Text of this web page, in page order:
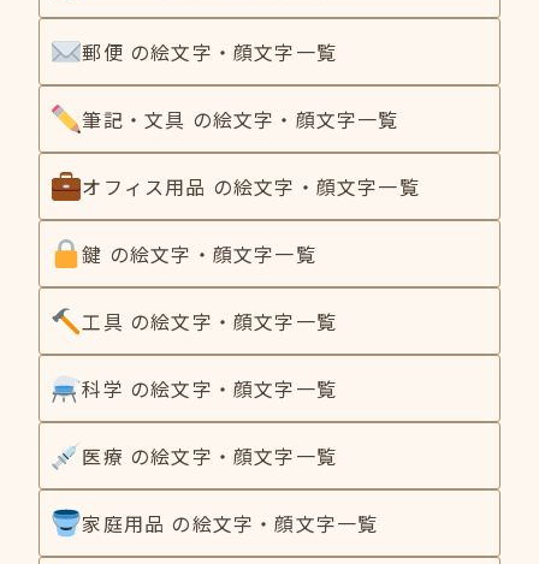
郵便 の絵文字・顔文字一覧
筆記・文具 の絵文字・顔文字一覧
オフィス用品 の絵文字・顔文字一覧
鍵 の絵文字・顔文字一覧
工具 の絵文字・顔文字一覧
科学 の絵文字・顔文字一覧
医療 の絵文字・顔文字一覧
家庭用品 の絵文字・顔文字一覧